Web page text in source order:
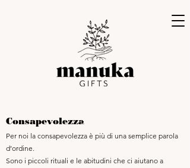
Consapevolezza
Per noi la consapevolezza è più di una semplice parola
d’ordine.
Sono i piccoli rituali e le abitudini che ci aiutano a